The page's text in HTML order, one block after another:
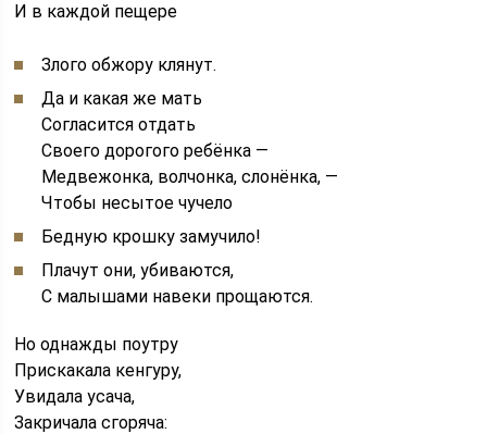
И в каждой пещере
Злого обжору клянут.
Да и какая же мать
Согласится отдать
Своего дорогого ребёнка —
Медвежонка, волчонка, слонёнка, —
Чтобы несытое чучело
Бедную крошку замучило!
Плачут они, убиваются,
С малышами навеки прощаются.
Но однажды поутру
Прискакала кенгуру,
Увидала усача,
Закричала сгоряча: